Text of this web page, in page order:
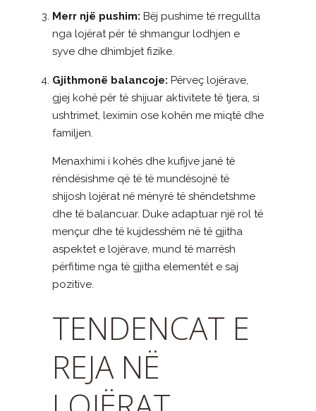
Merr një pushim: Bëj pushime të rregullta
nga lojërat për të shmangur lodhjen e
syve dhe dhimbjet fizike.
Gjithmonë balancoje: Përveç lojërave,
gjej kohë për të shijuar aktivitete të tjera, si
ushtrimet, leximin ose kohën me miqtë dhe
familjen.
Menaxhimi i kohës dhe kufijve janë të
rëndësishme që të të mundësojnë të
shijosh lojërat në mënyrë të shëndetshme
dhe të balancuar. Duke adaptuar një rol të
mençur dhe të kujdesshëm në të gjitha
aspektet e lojërave, mund të marrësh
përfitime nga të gjitha elementët e saj
pozitive.
TENDENCAT E
REJA NË